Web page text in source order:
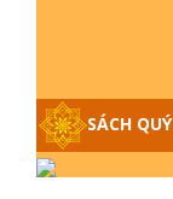
SÁCH